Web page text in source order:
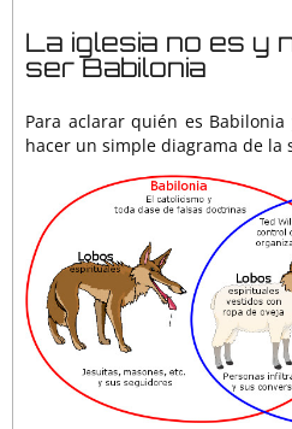
La iglesia no es y
ser Babilonia
Para aclarar quién es
hacer un simple diagrama de la